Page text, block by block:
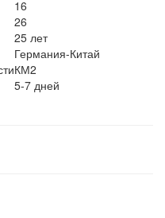
16
26
25 лет
Германия-Китай
КМ2
5-7 дней